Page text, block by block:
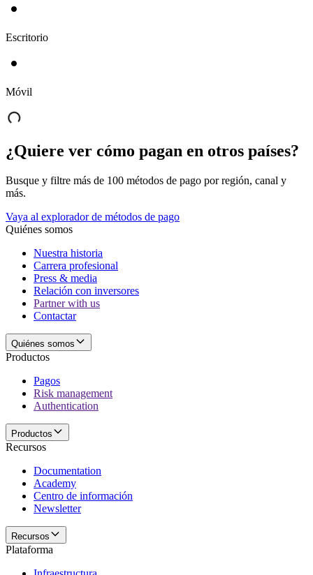
Escritorio
Móvil
¿Quiere ver cómo pagan en otros países?
Busque y filtre más de 100 métodos de pago por región, canal y
más.
Vaya al explorador de métodos de pago
Quiénes somos
Nuestra historia
Carrera profesional
Press & media
Relación con inversores
Partner with us
Contactar
Quiénes somos
Productos
Pagos
Risk management
Authentication
Productos
Recursos
Documentation
Academy
Centro de información
Newsletter
Recursos
Plataforma